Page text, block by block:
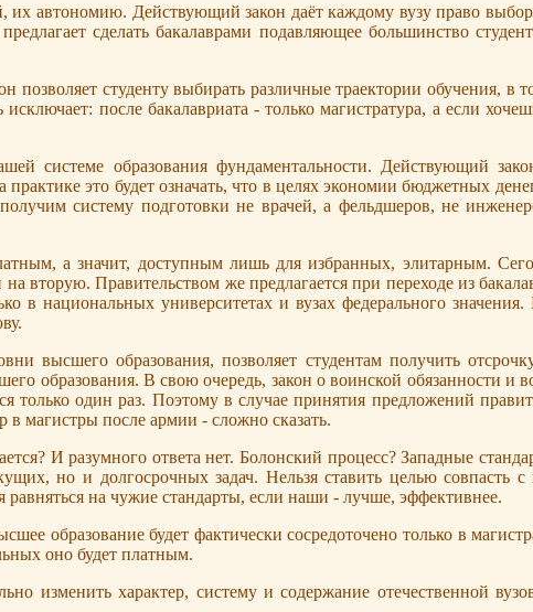
их автономию. Действующий закон даёт каждому вузу право
сделать бакалаврами подавляющее большинство
студенту выбирать различные траектории обучения, в
после бакалавриата - только магистратура, а если
системе образования фундаментальности. Действующий
это будет означать, что в целях экономии бюджетных
систему подготовки не врачей, а фельдшеров, не
а значит, доступным лишь для избранных, элитарным.
вторую. Правительством же предлагается при переходе из
в национальных университетах и вузах федерального
высшего образования, позволяет студентам получить
образования. В свою очередь, закон о воинской обязанности и
только один раз. Поэтому в случае принятия предложений
в магистры после армии - сложно сказать.
И разумного ответа нет. Болонский процесс? Западные
но и долгосрочных задач. Нельзя ставить целью совпасть
на чужие стандарты, если наши - лучше, эффективнее.
образование будет фактически сосредоточено только в
оно будет платным.
изменить характер, систему и содержание отечественной